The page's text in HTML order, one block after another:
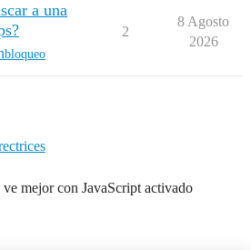
a una
bloqueo
2
8 Agosto
2026
ve mejor con JavaScript activado